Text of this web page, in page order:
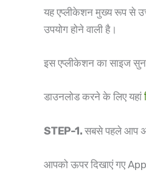
यह एप्लीकेशन मुख्य रूप से
उपयोग होने वाली है।
इस एप्लीकेशन का साइज
डाउनलोड करने के लिए यहां
STEP-1. सबसे पहले आप
आपको ऊपर दिखाएं गए